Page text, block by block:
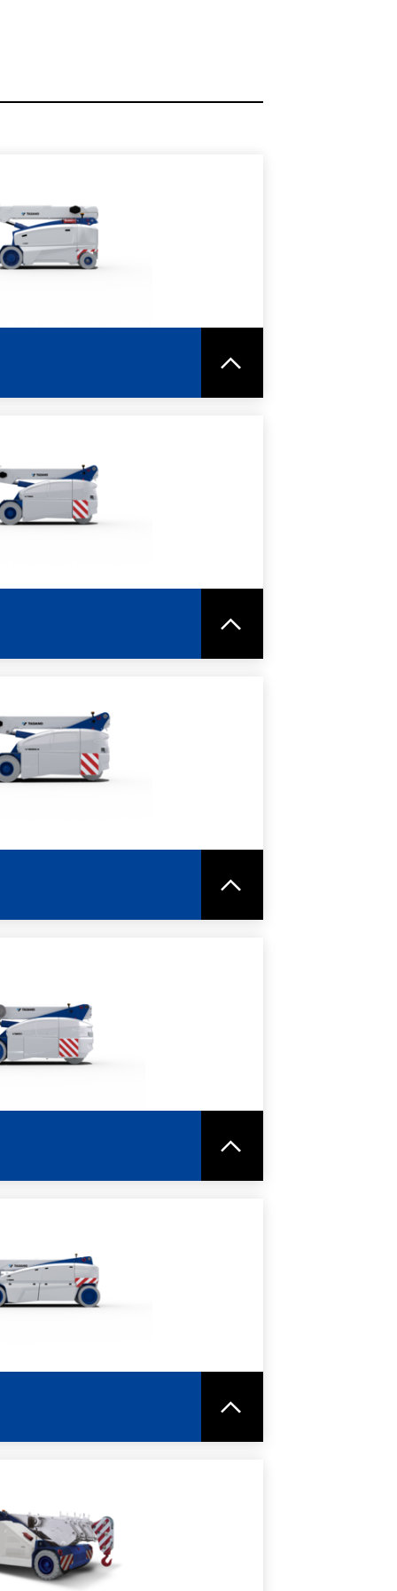
INFORMAZIONI
INFORMAZIONI
INFORMAZIONI
TECNICA
INFORMAZIONI
INFORMAZIONI
TECNICA